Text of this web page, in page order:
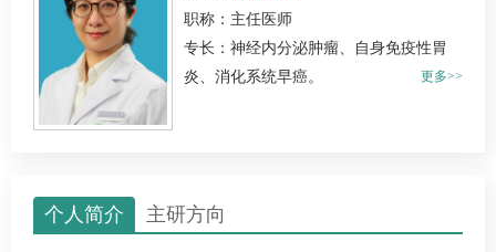
职称：主任医师
专长：神经内分泌肿瘤、自身免疫性胃
炎、消化系统早癌。
更多>>
个人简介 主研方向